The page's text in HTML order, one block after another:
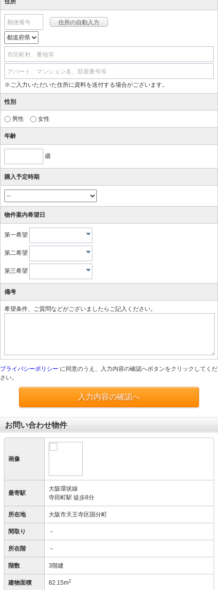
住所
郵便番号
市区町村、番地等
アパート、マンション名、部屋番号等
※ご入力いただいた住所に資料を送付する場合がございます。
性別
男性 女性
年齢
歳
購入予定時期
物件案内希望日
第一希望
第二希望
第三希望
備考
希望条件、ご質問などがございましたらご記入ください。
プライバシーポリシー に同意のうえ、入力内容の確認へボタンをクリックしてくだ
さい。
入力内容の確認へ
お問い合わせ物件
画像
最寄駅
大阪環状線
寺田町駅 徒歩8分
所在地 大阪市天王寺区国分町
間取り －
所在階 －
階数 3階建
建物面積 82.15m2